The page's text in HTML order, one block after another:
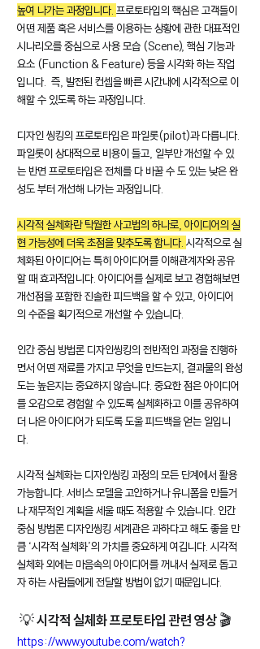
높여 나가는 과정입니다. 프로토타입의 핵심은 고객들이
어떤 제품 혹은 서비스를 이용하는 상황에 관한 대표적인
시나리오를 중심으로 사용 모습 (Scene), 핵심 기능과
요소 (Function & Feature) 등을 시각화 하는 작업
입니다.  즉, 발전된 컨셉을 빠른 시간내에 시각적으로 이
해할 수 있도록 하는 과정입니다.
디자인 씽킹의 프로토타입은 파일롯(pilot)과 다릅니다.
파일롯이 상대적으로 비용이 들고, 일부만 개선할 수 있
는 반면 프로토타입은 전체를 다 바꿀 수 도 있는 낮은 완
성도 부터 개선해 나가는 과정입니다.
시각적 실체화란 탁월한 사고법의 하나로, 아이디어의 실
현 가능성에 더욱 초점을 맞추도록 합니다. 시각적으로 실
체화된 아이디어는 특히 아이디어를 이해관계자와 공유
할 때 효과적입니다. 아이디어를 실제로 보고 경험해보면
개선점을 포함한 진솔한 피드백을 할 수 있고, 아이디어
의 수준을 획기적으로 개선할 수 있습니다.
인간 중심 방법론 디자인씽킹의 전반적인 과정을 진행하
면서 어떤 재료를 가지고 무엇을 만드는지, 결과물의 완성
도는 높은지는 중요하지 않습니다. 중요한 점은 아이디어
를 오감으로 경험할 수 있도록 실체화하고 이를 공유하여
더 나은 아이디어가 되도록 도울 피드백을 얻는 일입니
다.
시각적 실체화는 디자인씽킹 과정의 모든 단계에서 활용
가능합니다. 서비스 모델을 고안하거나 유니폼을 만들거
나 재무적인 계획을 세울 때도 적용할 수 있습니다. 인간
중심 방법론 디자인씽킹 세계관은 과하다고 해도 좋을 만
큼 ‘시각적 실체화’의 가치를 중요하게 여깁니다. 시각적
실체화 외에는 마음속의 아이디어를 꺼내서 실제로 돕고
자 하는 사람들에게 전달할 방법이 없기 때문입니다.
💡 시각적 실체화 프로토타입 관련 영상 🎬
https://www.youtube.com/watch?